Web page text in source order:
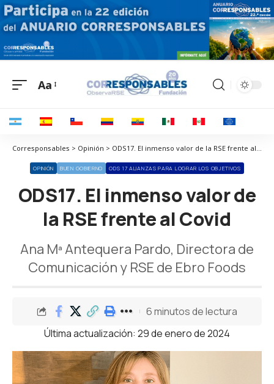
Aa
Corresponsables > Opinión > ODS17. El inmenso valor de la RSE frente al Covid
OPINIÓN BUEN GOBIERNO ODS 17 ALIANZAS PARA LOGRAR LOS OBJETIVOS
ODS17. El inmenso valor de
la RSE frente al Covid
Ana Mª Antequera Pardo, Directora de
Comunicación y RSE de Ebro Foods
Última actualización: 29 de enero de 2024
6 minutos de lectura